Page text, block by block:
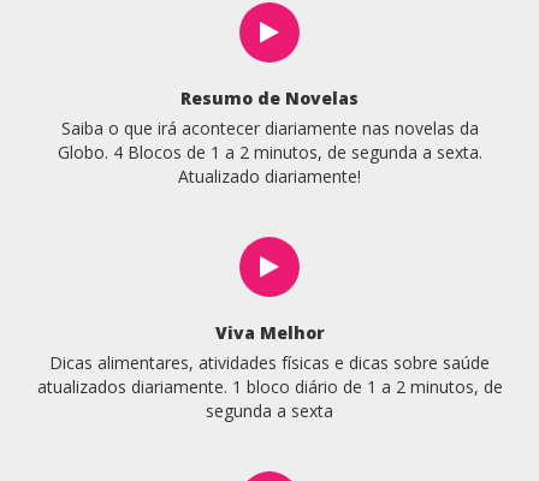
Resumo de Novelas
Saiba o que irá acontecer diariamente nas novelas da
Globo. 4 Blocos de 1 a 2 minutos, de segunda a sexta.
Atualizado diariamente!
Viva Melhor
Dicas alimentares, atividades físicas e dicas sobre saúde
atualizados diariamente. 1 bloco diário de 1 a 2 minutos, de
segunda a sexta